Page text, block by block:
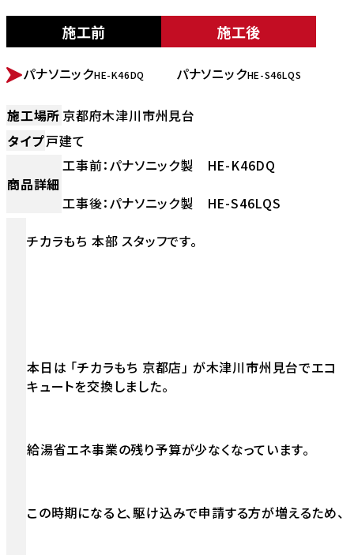
施工前
BEFORE
パナソニックHE-K46DQ
施工後
AFTER
パナソニックHE-S46LQS
施工場所 京都府木津川市州見台
タイプ戸建て
商品詳細
工事前：パナソニック製 HE-K46DQ
工事後：パナソニック製 HE-S46LQS
チカラもち 本部 スタッフです。
本日は 「チカラもち 京都店」 が木津川市州見台でエコ
キュートを交換しました。
給湯省エネ事業の残り予算が少なくなっています。
この時期になると、駆け込みで申請する方が増えるため、